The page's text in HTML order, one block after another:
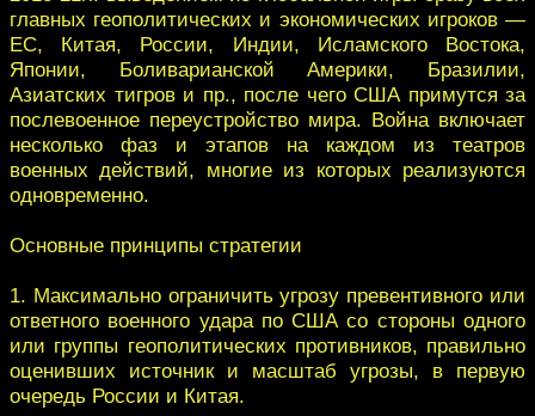
главных геополитических и экономических игроков —
ЕС, Китая, России, Индии, Исламского Востока,
Японии, Боливарианской Америки, Бразилии,
Азиатских тигров и пр., после чего США примутся за
послевоенное переустройство мира. Война включает
несколько фаз и этапов на каждом из театров
военных действий, многие из которых реализуются
одновременно.
Основные принципы стратегии
1. Максимально ограничить угрозу превентивного или
ответного военного удара по США со стороны одного
или группы геополитических противников, правильно
оценивших источник и масштаб угрозы, в первую
очередь России и Китая.